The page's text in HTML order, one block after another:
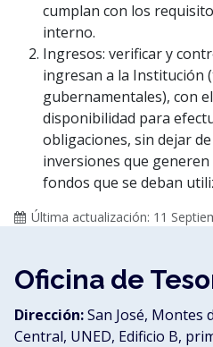
cumplan con los
interno.
Ingresos: verificar y
ingresan a la Institución
gubernamentales), con
disponibilidad para
obligaciones, sin dejar
inversiones que
fondos que se deban
Última actualización: 11
Oficina de
Dirección:San José, Montes
Central, UNED, Edificio B,